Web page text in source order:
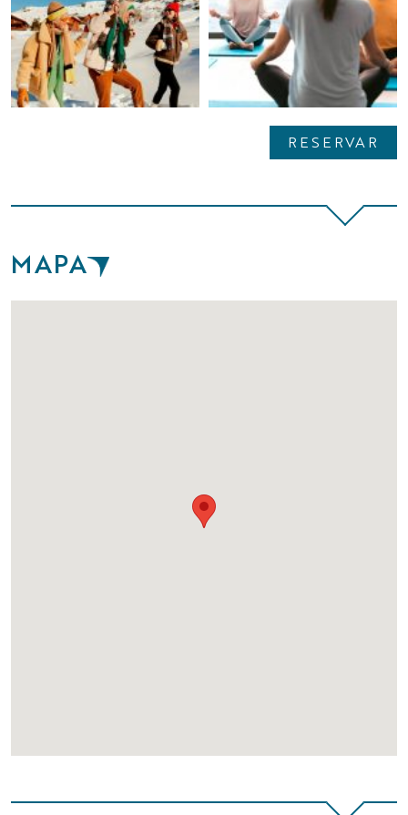
RESERVAR
MAPA